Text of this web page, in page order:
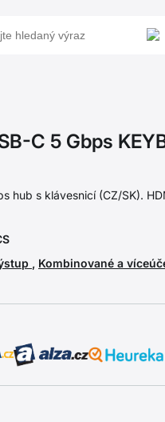
C 5 Gbps
hub s klávesnicí (CZ/SK).
, Kombinované a